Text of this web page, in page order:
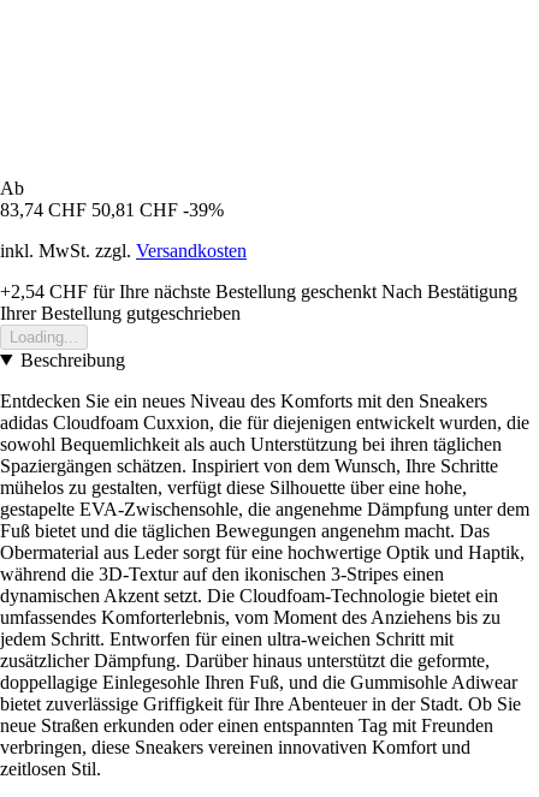
Ab
83,74 CHF 50,81 CHF -39%
inkl. MwSt. zzgl. Versandkosten
+2,54 CHF für Ihre nächste Bestellung geschenkt Nach Bestätigung
Ihrer Bestellung gutgeschrieben
Loading...
Beschreibung
Entdecken Sie ein neues Niveau des Komforts mit den Sneakers
adidas Cloudfoam Cuxxion, die für diejenigen entwickelt wurden, die
sowohl Bequemlichkeit als auch Unterstützung bei ihren täglichen
Spaziergängen schätzen. Inspiriert von dem Wunsch, Ihre Schritte
mühelos zu gestalten, verfügt diese Silhouette über eine hohe,
gestapelte EVA-Zwischensohle, die angenehme Dämpfung unter dem
Fuß bietet und die täglichen Bewegungen angenehm macht. Das
Obermaterial aus Leder sorgt für eine hochwertige Optik und Haptik,
während die 3D-Textur auf den ikonischen 3-Stripes einen
dynamischen Akzent setzt. Die Cloudfoam-Technologie bietet ein
umfassendes Komforterlebnis, vom Moment des Anziehens bis zu
jedem Schritt. Entworfen für einen ultra-weichen Schritt mit
zusätzlicher Dämpfung. Darüber hinaus unterstützt die geformte,
doppellagige Einlegesohle Ihren Fuß, und die Gummisohle Adiwear
bietet zuverlässige Griffigkeit für Ihre Abenteuer in der Stadt. Ob Sie
neue Straßen erkunden oder einen entspannten Tag mit Freunden
verbringen, diese Sneakers vereinen innovativen Komfort und
zeitlosen Stil.